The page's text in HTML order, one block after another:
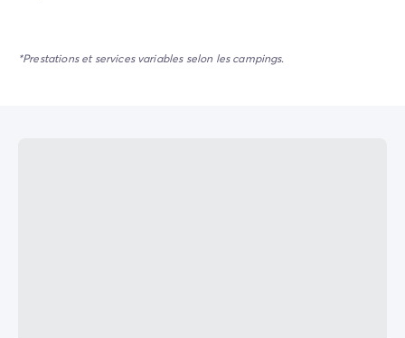
*Prestations et services variables selon les campings.